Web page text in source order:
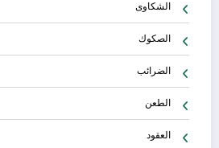
الشكاوى
الصكوك
الضرائب
الطعن
العقود